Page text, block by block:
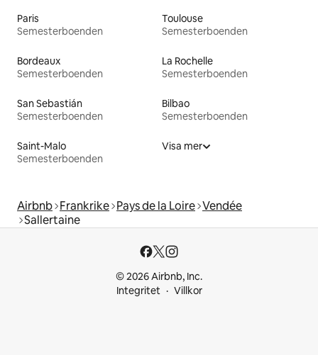
Paris
Semesterboenden
Toulouse
Semesterboenden
Bordeaux
Semesterboenden
La Rochelle
Semesterboenden
San Sebastián
Semesterboenden
Bilbao
Semesterboenden
Saint-Malo
Semesterboenden
Visa mer
Airbnb Frankrike Pays de la Loire Vendée
Sallertaine
© 2026 Airbnb, Inc.
Integritet
Villkor